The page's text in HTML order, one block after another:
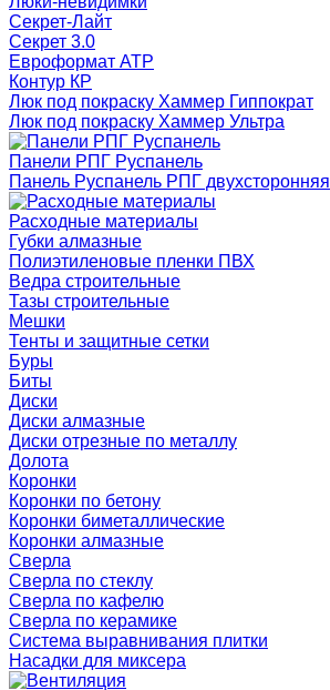
Секрет-Лайт
Секрет 3.0
Евроформат АТР
Контур КР
Люк под покраску Хаммер Гиппократ
Люк под покраску Хаммер Ультра
Панели РПГ Руспанель
Панель Руспанель РПГ двухсторонняя
Расходные материалы
Губки алмазные
Полиэтиленовые пленки ПВХ
Ведра строительные
Тазы строительные
Мешки
Тенты и защитные сетки
Буры
Биты
Диски
Диски алмазные
Диски отрезные по металлу
Долота
Коронки
Коронки по бетону
Коронки биметаллические
Коронки алмазные
Сверла
Сверла по стеклу
Сверла по кафелю
Сверла по керамике
Система выравнивания плитки
Насадки для миксера